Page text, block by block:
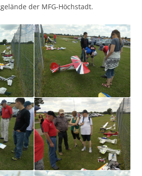
der MFG-Höchstadt.